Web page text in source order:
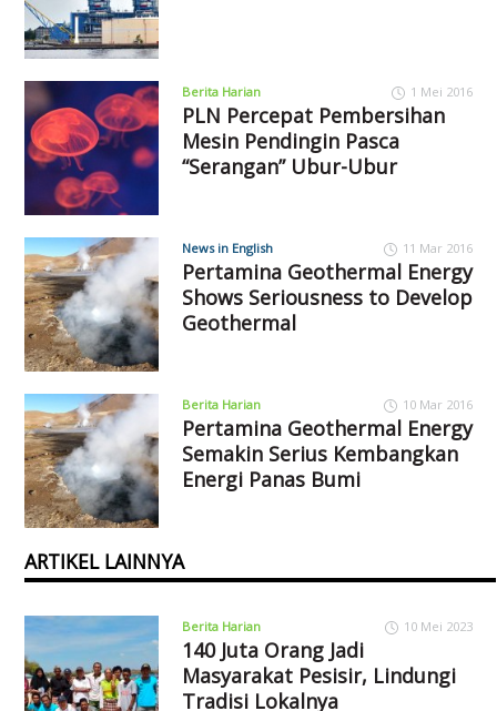
Berita Harian 1 Mei 2016
PLN Percepat Pembersihan
Mesin Pendingin Pasca
“Serangan” Ubur-Ubur
News in English 11 Mar 2016
Pertamina Geothermal Energy
Shows Seriousness to Develop
Geothermal
Berita Harian 10 Mar 2016
Pertamina Geothermal Energy
Semakin Serius Kembangkan
Energi Panas Bumi
ARTIKEL LAINNYA
Berita Harian 10 Mei 2023
140 Juta Orang Jadi
Masyarakat Pesisir, Lindungi
Tradisi Lokalnya